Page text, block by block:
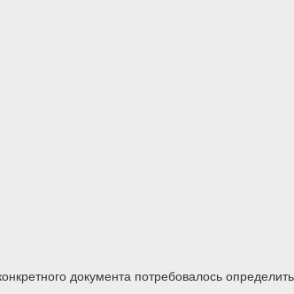
документа потребовалось определить